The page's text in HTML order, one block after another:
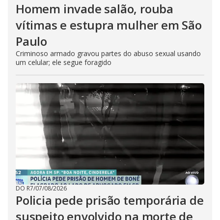
Homem invade salão, rouba
vítimas e estupra mulher em São
Paulo
Criminoso armado gravou partes do abuso sexual usando
um celular; ele segue foragido
DO R7/07/08/2026
Policia pede prisão temporária de
suspeito envolvido na morte de